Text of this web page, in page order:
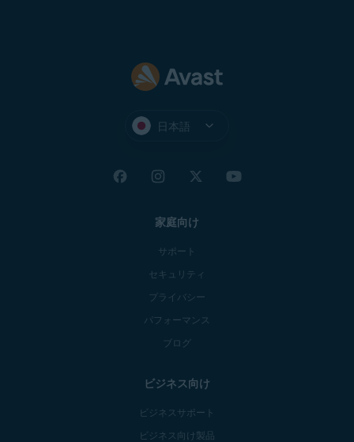
日本語
家庭向け
サポート
セキュリティ
プライバシー
パフォーマンス
ブログ
ビジネス向け
ビジネスサポート
ビジネス向け製品